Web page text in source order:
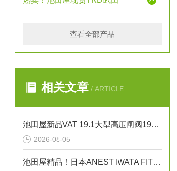
查看全部产品
相关文章 / ARTICLE
池田屋新品VAT 19.1大型高压闸阀19152-PE24正式发布
2026-08-05
池田屋精品！日本ANEST IWATA FIT13064B无油活塞式空压机